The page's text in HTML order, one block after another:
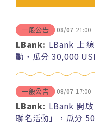
一般公告 08/07 21:00
LBank: LBank 上
動，瓜分 30,000
一般公告 08/07 17:00
LBank: LBank 開
聯名活動」，瓜分